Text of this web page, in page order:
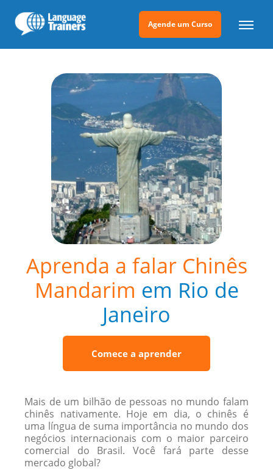
Agende um Curso
Aprenda a falar Chinês
Mandarim em Rio de
Janeiro
Comece a aprender
Mais de um bilhão de pessoas no mundo falam
chinês nativamente. Hoje em dia, o chinês é
uma língua de suma importância no mundo dos
negócios internacionais com o maior parceiro
comercial do Brasil. Você fará parte desse
mercado global?